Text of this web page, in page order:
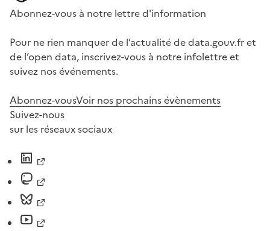
Abonnez-vous à notre lettre d'information
Pour ne rien manquer de l’actualité de data.gouv.fr et
de l’open data, inscrivez-vous à notre infolettre et
suivez nos événements.
Abonnez-vousVoir nos prochains évènements
Suivez-nous
sur les réseaux sociaux